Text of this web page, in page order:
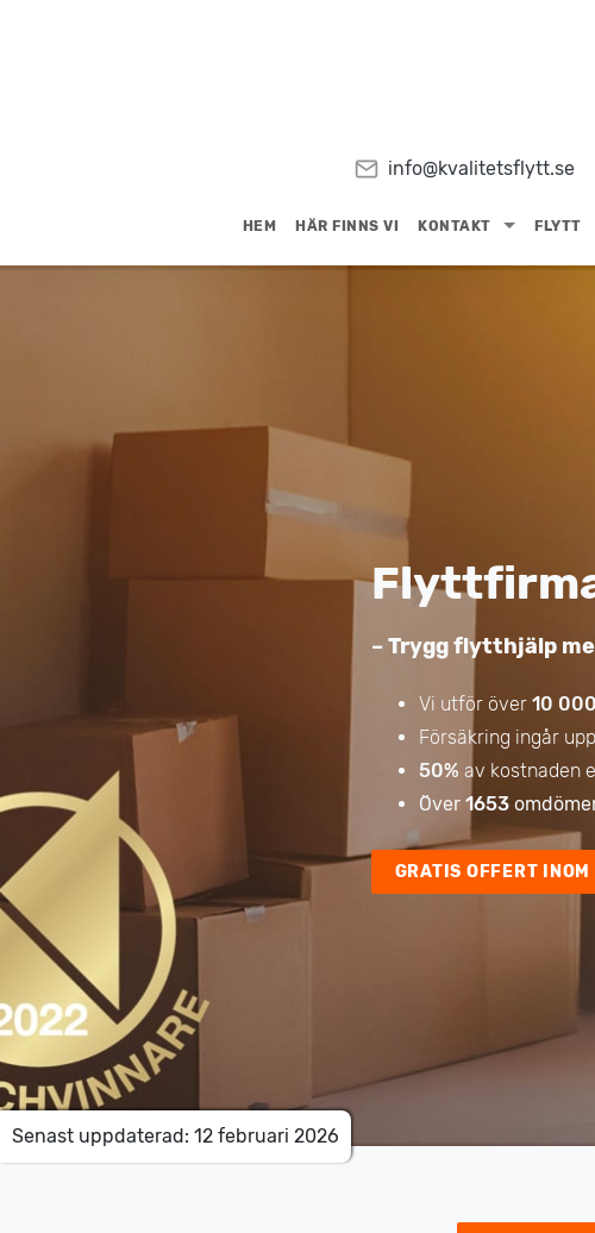
info@kvalitetsflytt.se
HEM HÄR FINNS VI KONTAKT FLYTT
– Trygg flytthjälp
Vi utför över 10
Försäkring ingår
50% av kostnaden
Över 1653
GRATIS OFFERT
Senast uppdaterad: 12 februari 2026